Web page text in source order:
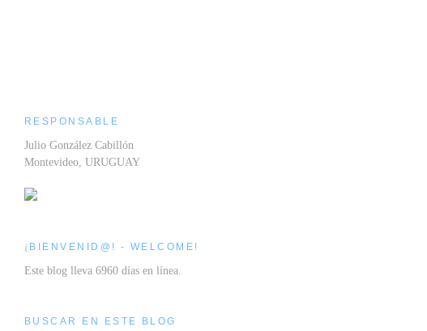
RESPONSABLE
Julio González Cabillón
Montevideo, URUGUAY
¡BIENVENID@! - WELCOME!
Este blog lleva 6960 días en línea.
BUSCAR EN ESTE BLOG